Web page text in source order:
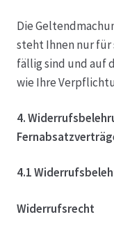
Die
steht Ihnen nur für
fällig sind und auf
wie Ihre
4.
4.1
Widerrufsrecht